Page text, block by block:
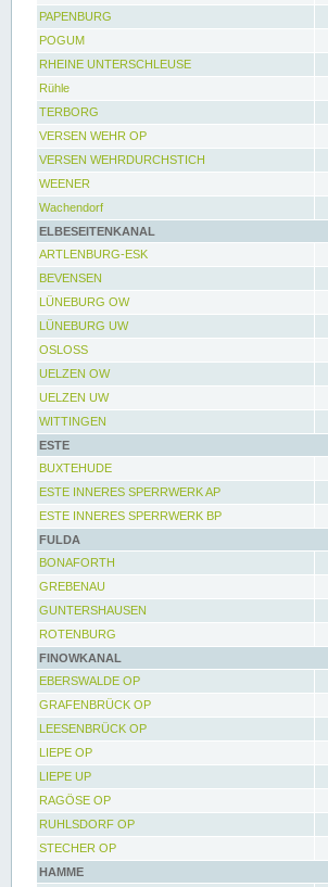
PAPENBURG
POGUM
RHEINE UNTERSCHLEUSE
Rühle
TERBORG
VERSEN WEHR OP
VERSEN WEHRDURCHSTICH
WEENER
Wachendorf
ELBESEITENKANAL
ARTLENBURG-ESK
BEVENSEN
LÜNEBURG OW
LÜNEBURG UW
OSLOSS
UELZEN OW
UELZEN UW
WITTINGEN
ESTE
BUXTEHUDE
ESTE INNERES SPERRWERK AP
ESTE INNERES SPERRWERK BP
FULDA
BONAFORTH
GREBENAU
GUNTERSHAUSEN
ROTENBURG
FINOWKANAL
EBERSWALDE OP
GRAFENBRÜCK OP
LEESENBRÜCK OP
LIEPE OP
LIEPE UP
RAGÖSE OP
RUHLSDORF OP
STECHER OP
HAMME